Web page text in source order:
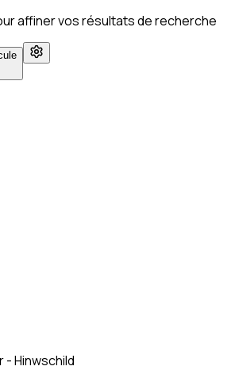
affiner vos résultats de recherche
- Hinwschild